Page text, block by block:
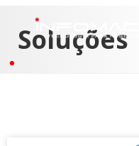
Soluções